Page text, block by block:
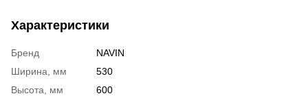
Характеристики
Бренд
NAVIN
Ширина, мм
530
Высота, мм
600